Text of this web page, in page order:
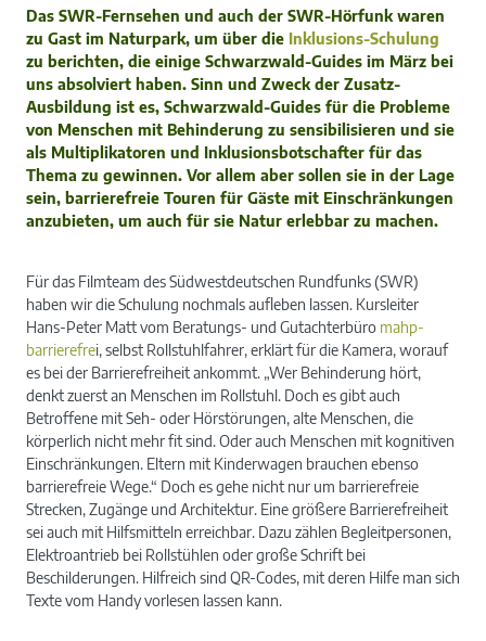
Das SWR-Fernsehen und auch der SWR-Hörfunk waren
zu Gast im Naturpark, um über die Inklusions-Schulung
zu berichten, die einige Schwarzwald-Guides im März bei
uns absolviert haben. Sinn und Zweck der Zusatz-
Ausbildung ist es, Schwarzwald-Guides für die Probleme
von Menschen mit Behinderung zu sensibilisieren und sie
als Multiplikatoren und Inklusionsbotschafter für das
Thema zu gewinnen. Vor allem aber sollen sie in der Lage
sein, barrierefreie Touren für Gäste mit Einschränkungen
anzubieten, um auch für sie Natur erlebbar zu machen.
Für das Filmteam des Südwestdeutschen Rundfunks (SWR)
haben wir die Schulung nochmals aufleben lassen. Kursleiter
Hans-Peter Matt vom Beratungs- und Gutachterbüro mahp-
barrierefrei, selbst Rollstuhlfahrer, erklärt für die Kamera, worauf
es bei der Barrierefreiheit ankommt. „Wer Behinderung hört,
denkt zuerst an Menschen im Rollstuhl. Doch es gibt auch
Betroffene mit Seh- oder Hörstörungen, alte Menschen, die
körperlich nicht mehr fit sind. Oder auch Menschen mit kognitiven
Einschränkungen. Eltern mit Kinderwagen brauchen ebenso
barrierefreie Wege.“ Doch es gehe nicht nur um barrierefreie
Strecken, Zugänge und Architektur. Eine größere Barrierefreiheit
sei auch mit Hilfsmitteln erreichbar. Dazu zählen Begleitpersonen,
Elektroantrieb bei Rollstühlen oder große Schrift bei
Beschilderungen. Hilfreich sind QR-Codes, mit deren Hilfe man sich
Texte vom Handy vorlesen lassen kann.